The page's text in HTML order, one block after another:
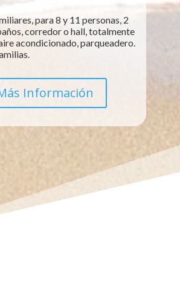
para 8 y 11 personas, 2
corredor o hall, totalmente
acondicionado, parqueadero.
Información